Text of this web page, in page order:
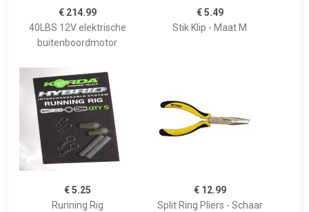
€ 214.99
40LBS 12V elektrische
buitenboordmotor
€ 5.49
Stik Klip - Maat M
€ 5.25
Running Rig
€ 12.99
Split Ring Pliers - Schaar